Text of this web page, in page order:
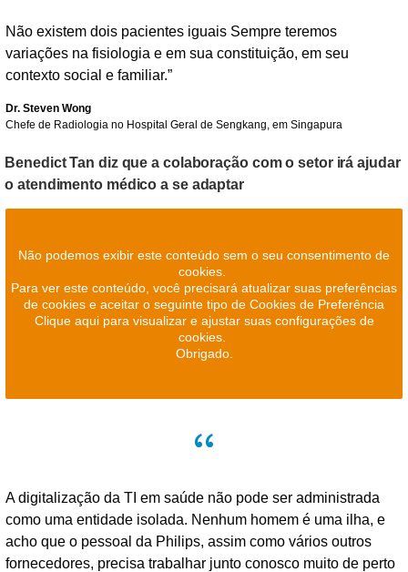
Não existem dois pacientes iguais Sempre teremos
variações na fisiologia e em sua constituição, em seu
contexto social e familiar.”
Dr. Steven Wong
Chefe de Radiologia no Hospital Geral de Sengkang, em Singapura
Benedict Tan diz que a colaboração com o setor irá ajudar
o atendimento médico a se adaptar
Não podemos exibir este conteúdo sem o seu consentimento de
cookies.
Para ver este conteúdo, você precisará atualizar suas preferências
de cookies e aceitar o seguinte tipo de Cookies de Preferência
Clique aqui para visualizar e ajustar suas configurações de
cookies.
Obrigado.
A digitalização da TI em saúde não pode ser administrada
como uma entidade isolada. Nenhum homem é uma ilha, e
acho que o pessoal da Philips, assim como vários outros
fornecedores, precisa trabalhar junto conosco muito de perto